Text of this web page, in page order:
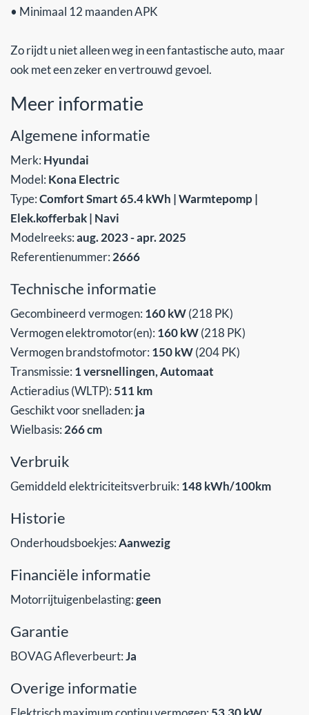
• Minimaal 12 maanden APK
Zo rijdt u niet alleen weg in een fantastische auto, maar
ook met een zeker en vertrouwd gevoel.
Meer informatie
Algemene informatie
Merk: Hyundai
Model: Kona Electric
Type:Comfort Smart 65.4 kWh | Warmtepomp |
Elek.kofferbak | Navi
Modelreeks:aug. 2023 - apr. 2025
Referentienummer: 2666
Technische informatie
Gecombineerd vermogen: 160 kW(218 PK)
Vermogen elektromotor(en): 160 kW(218 PK)
Vermogen brandstofmotor: 150 kW(204 PK)
Transmissie: 1 versnellingen, Automaat
Actieradius (WLTP):511 km
Geschikt voor snelladen: ja
Wielbasis: 266 cm
Verbruik
Gemiddeld elektriciteitsverbruik: 148 kWh/100km
Historie
Onderhoudsboekjes:Aanwezig
Financiële informatie
Motorrijtuigenbelasting:geen
Garantie
BOVAG Afleverbeurt:Ja
Overige informatie